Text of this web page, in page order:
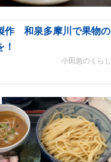
作 和泉多摩川で果物の
！
小田急のくらし